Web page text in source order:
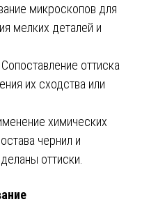
микроскопов для
мелких деталей и
Сопоставление оттиска
их сходства или
химических
чернил и
оттиски.